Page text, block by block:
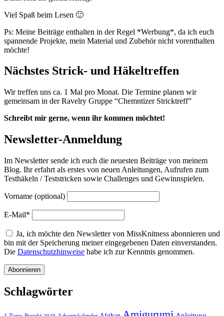
Viel Spaß beim Lesen 🙂
Ps: Meine Beiträge enthalten in der Regel *Werbung*, da ich euch
spannende Projekte, mein Material und Zubehör nicht vorenthalten
möchte!
Nächstes Strick- und Häkeltreffen
Wir treffen uns ca. 1 Mal pro Monat. Die Termine planen wir
gemeinsam in der Ravelry Gruppe “Chemntizer Stricktreff”
Schreibt mir gerne, wenn ihr kommen möchtet!
Newsletter-Anmeldung
Im Newsletter sende ich euch die neuesten Beiträge von meinem
Blog. Ihr erfahrt als erstes von neuen Anleitungen, Aufrufen zum
Testhäkeln / Teststricken sowie Challenges und Gewinnspielen.
Vorname (optional)
E-Mail*
Ja, ich möchte den Newsletter von MissKnitness abonnieren und
bin mit der Speicherung meiner eingegebenen Daten einverstanden.
Die Datenschutzhinweise habe ich zur Kenntnis genommen.
Schlagwörter